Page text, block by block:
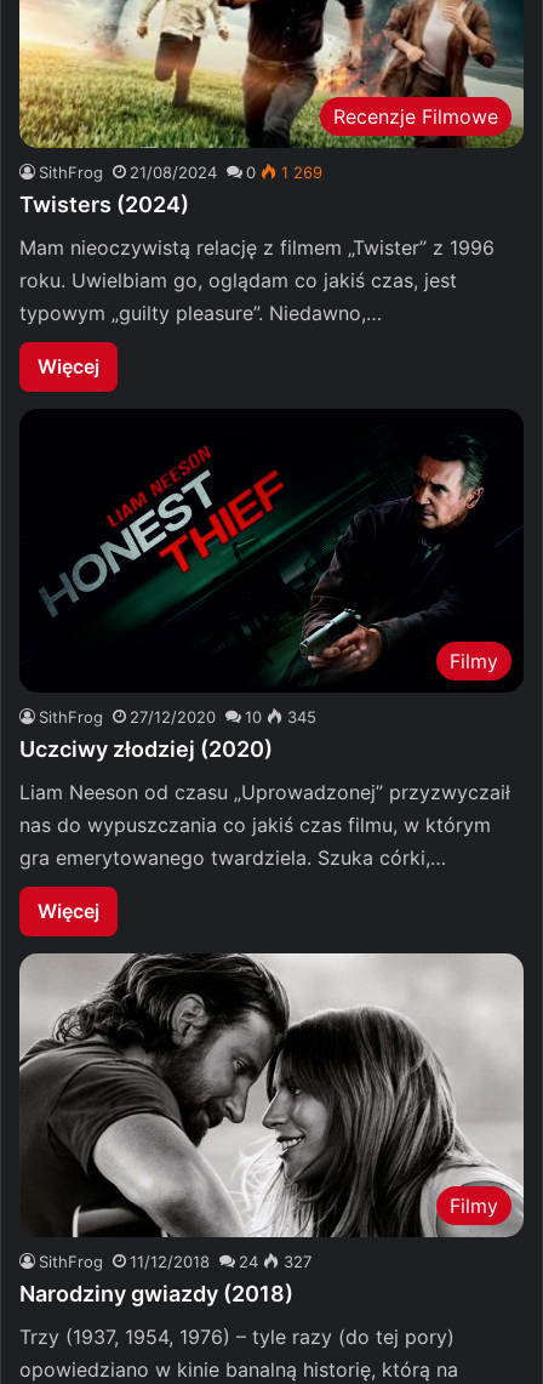
Recenzje Filmowe
SithFrog 21/08/2024 0 1 269
Twisters (2024)
Mam nieoczywistą relację z filmem „Twister” z 1996
roku. Uwielbiam go, oglądam co jakiś czas, jest
typowym „guilty pleasure”. Niedawno,…
Więcej
Filmy
SithFrog 27/12/2020 10 345
Uczciwy złodziej (2020)
Liam Neeson od czasu „Uprowadzonej” przyzwyczaił
nas do wypuszczania co jakiś czas filmu, w którym
gra emerytowanego twardziela. Szuka córki,…
Więcej
Filmy
SithFrog 11/12/2018 24 327
Narodziny gwiazdy (2018)
Trzy (1937, 1954, 1976) – tyle razy (do tej pory)
opowiedziano w kinie banalną historię, którą na